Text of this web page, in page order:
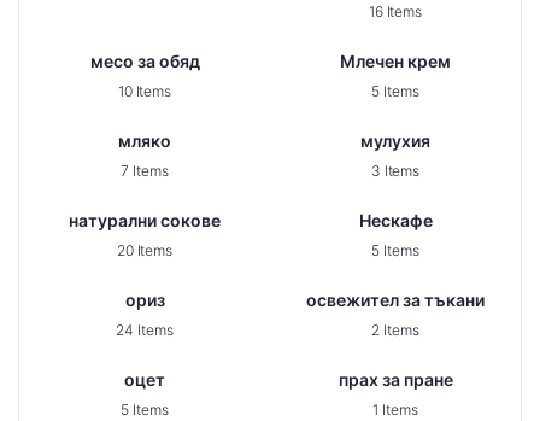
16 Items
месо за обяд
10 Items
Млечен крем
5 Items
мляко
7 Items
мулухия
3 Items
натурални сокове
20 Items
Нескафе
5 Items
ориз
24 Items
освежител за тъкани
2 Items
оцет
5 Items
прах за пране
1 Items